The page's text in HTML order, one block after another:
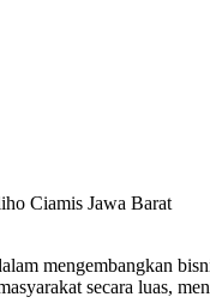
Ciamis Jawa Barat
mengembangkan
secara luas,